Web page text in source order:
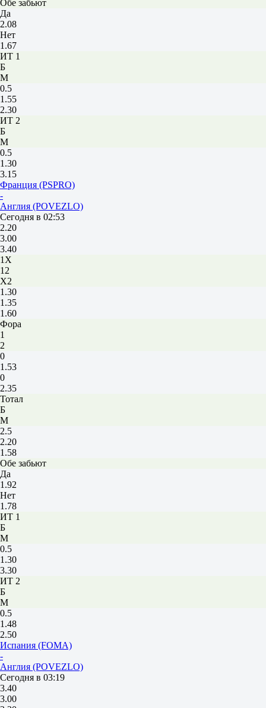
Обе забьют
Да
2.08
Нет
1.67
ИТ 1
Б
М
0.5
1.55
2.30
ИТ 2
Б
М
0.5
1.30
3.15
Франция (PSPRO)
-
Англия (POVEZLO)
Сегодня в 02:53
2.20
3.00
3.40
1X
12
X2
1.30
1.35
1.60
Фора
1
2
0
1.53
0
2.35
Тотал
Б
М
2.5
2.20
1.58
Обе забьют
Да
1.92
Нет
1.78
ИТ 1
Б
М
0.5
1.30
3.30
ИТ 2
Б
М
0.5
1.48
2.50
Испания (FOMA)
-
Англия (POVEZLO)
Сегодня в 03:19
3.40
3.00